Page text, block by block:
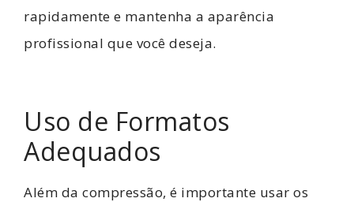
rapidamente e mantenha a aparência
profissional que você deseja.
Uso de Formatos
Adequados
Além da compressão, é importante usar os